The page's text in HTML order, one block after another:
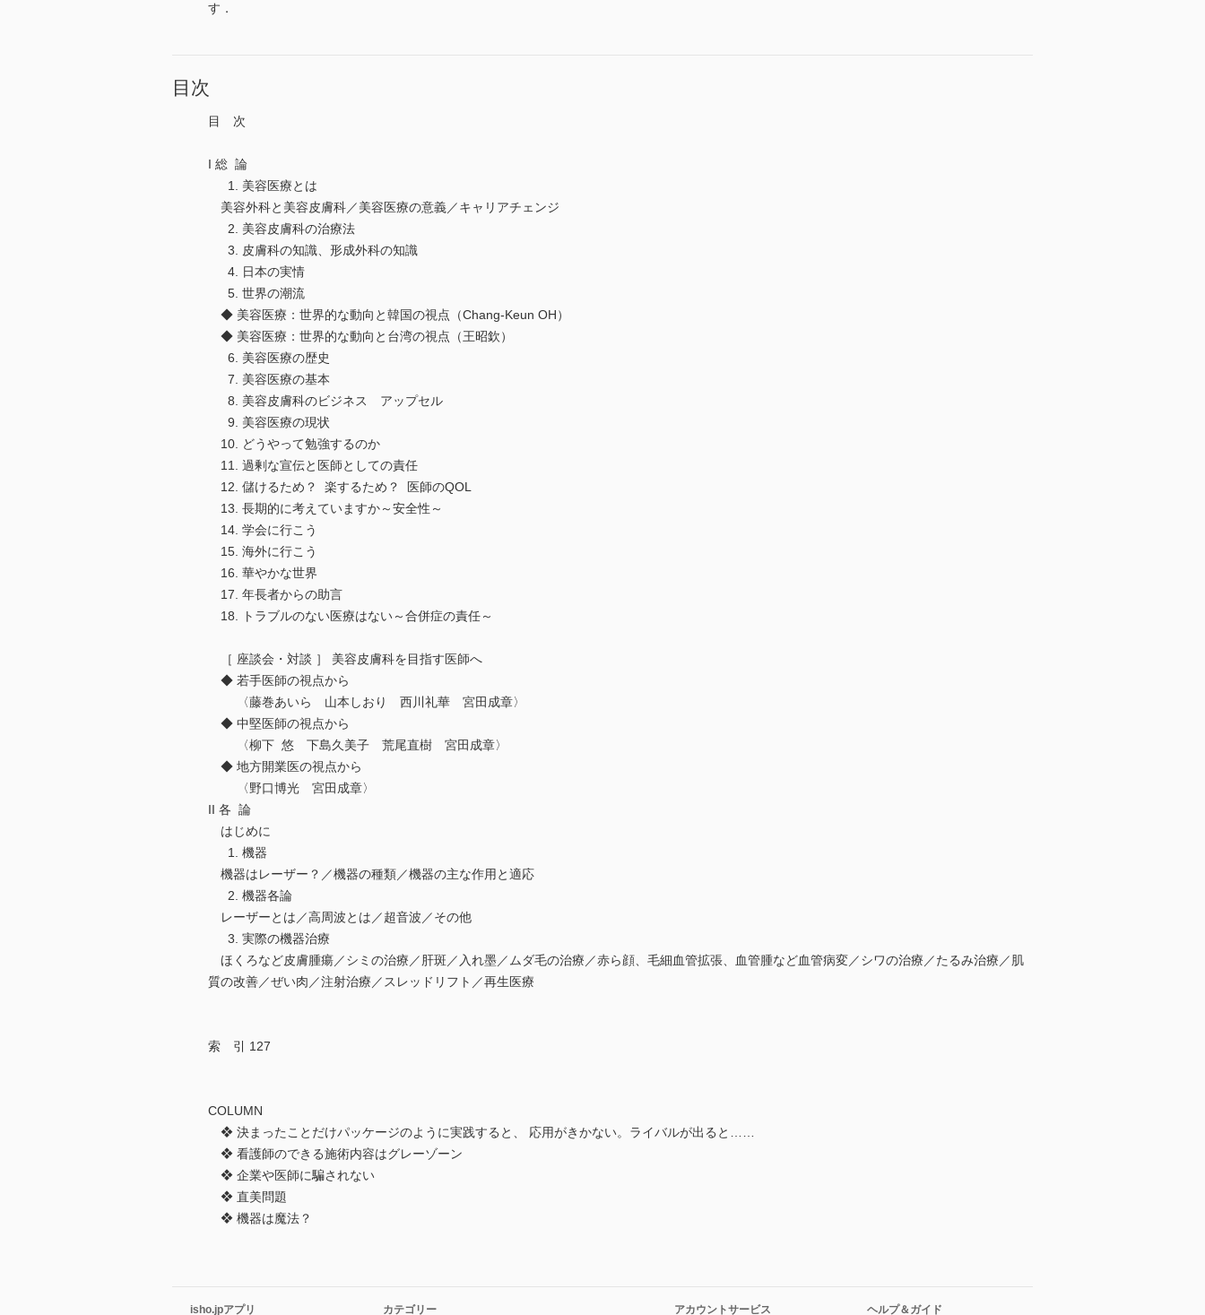
す．
目次
目 次
I 総 論
1. 美容医療とは
美容外科と美容皮膚科／美容医療の意義／キャリアチェンジ
2. 美容皮膚科の治療法
3. 皮膚科の知識、形成外科の知識
4. 日本の実情
5. 世界の潮流
◆ 美容医療：世界的な動向と韓国の視点（Chang-Keun OH）
◆ 美容医療：世界的な動向と台湾の視点（王昭欽）
6. 美容医療の歴史
7. 美容医療の基本
8. 美容皮膚科のビジネス アップセル
9. 美容医療の現状
10. どうやって勉強するのか
11. 過剰な宣伝と医師としての責任
12. 儲けるため？ 楽するため？ 医師のQOL
13. 長期的に考えていますか～安全性～
14. 学会に行こう
15. 海外に行こう
16. 華やかな世界
17. 年長者からの助言
18. トラブルのない医療はない～合併症の責任～
［ 座談会・対談 ］ 美容皮膚科を目指す医師へ
◆ 若手医師の視点から
〈藤巻あいら 山本しおり 西川礼華 宮田成章〉
◆ 中堅医師の視点から
〈柳下 悠 下島久美子 荒尾直樹 宮田成章〉
◆ 地方開業医の視点から
〈野口博光 宮田成章〉
II 各 論
はじめに
1. 機器
機器はレーザー？／機器の種類／機器の主な作用と適応
2. 機器各論
レーザーとは／高周波とは／超音波／その他
3. 実際の機器治療
ほくろなど皮膚腫瘍／シミの治療／肝斑／入れ墨／ムダ毛の治療／赤ら顔、毛細血管拡張、血管腫など血管病変／シワの治療／たるみ治療／肌
質の改善／ぜい肉／注射治療／スレッドリフト／再生医療
索 引 127
COLUMN
❖ 決まったことだけパッケージのように実践すると、 応用がきかない。ライバルが出ると……
❖ 看護師のできる施術内容はグレーゾーン
❖ 企業や医師に騙されない
❖ 直美問題
❖ 機器は魔法？
isho.jpアプリ カテゴリー アカウントサービス ヘルプ＆ガイド